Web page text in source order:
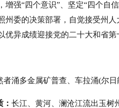
增强“四个意识”、坚定“四个自
州委的决策部署，自觉接受州
优异成绩迎接党的二十大和省
者涌多金属矿普查、车拉涌(尔
长江、黄河、澜沧江流出玉树